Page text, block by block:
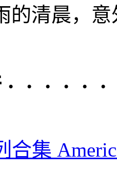
的清晨，
· · · · ·
合集